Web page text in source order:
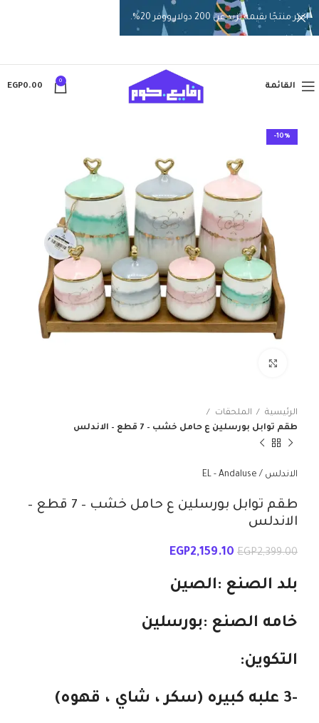
القائمة
0
EGP0.00
-10%
الرئيسية
الملحقات
طقم توابل بورسلين ع حامل خشب – 7 قطع – الاندلس
الاندلس / EL - Andaluse
طقم توابل بورسلين ع حامل خشب – 7 قطع –
الاندلس
EGP2,399.00
EGP2,159.10
بلد الصنع :الصين
خامه الصنع :بورسلين
التكوين:
-3 علبه كبيره (سكر ، شاي ، قهوه)
اختر منتجًا بقيمة تزيد عن 200 دولار ووفر 20%.